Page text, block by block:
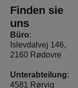
Finden sie
uns
Büro:
Islevdalvej 146,
2160 Rødovre
Unterabteilung:
4581 Rørvig